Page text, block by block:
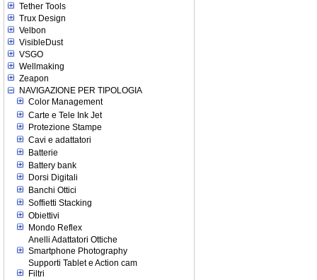
Tether Tools
Trux Design
Velbon
VisibleDust
VSGO
Wellmaking
Zeapon
NAVIGAZIONE PER TIPOLOGIA
Color Management
Carte e Tele Ink Jet
Protezione Stampe
Cavi e adattatori
Batterie
Battery bank
Dorsi Digitali
Banchi Ottici
Soffietti Stacking
Obiettivi
Mondo Reflex
Anelli Adattatori Ottiche
Smartphone Photography
Supporti Tablet e Action cam
Filtri